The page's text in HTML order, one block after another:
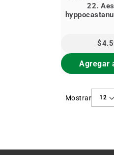
22.
Agregar
Mostrar